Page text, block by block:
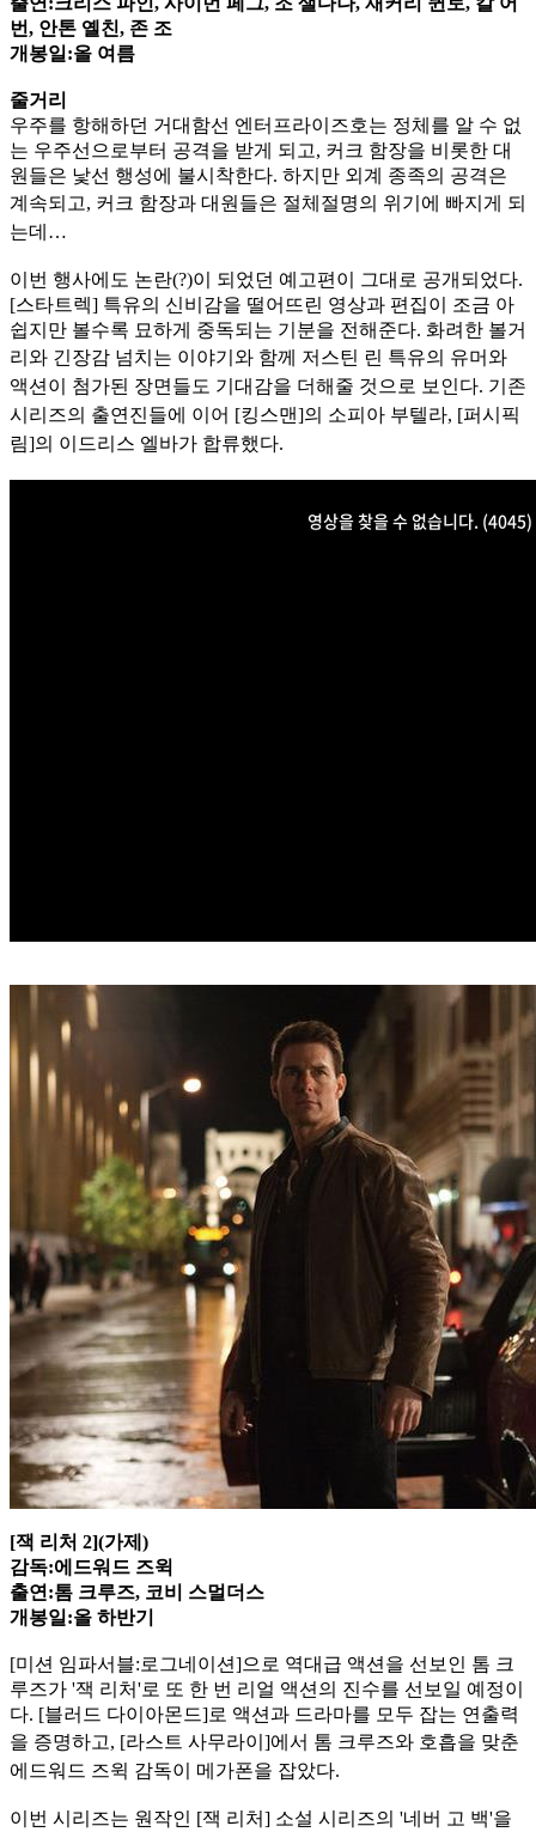
번, 안톤 옐친, 존 조
개봉일:올 여름
줄거리
우주를 항해하던 거대함선 엔터프라이즈호는 정체를 알 수 없
는 우주선으로부터 공격을 받게 되고, 커크 함장을 비롯한 대
원들은 낯선 행성에 불시착한다. 하지만 외계 종족의 공격은
계속되고, 커크 함장과 대원들은 절체절명의 위기에 빠지게 되
는데…
이번 행사에도 논란(?)이 되었던 예고편이 그대로 공개되었다.
[스타트렉] 특유의 신비감을 떨어뜨린 영상과 편집이 조금 아
쉽지만 볼수록 묘하게 중독되는 기분을 전해준다. 화려한 볼거
리와 긴장감 넘치는 이야기와 함께 저스틴 린 특유의 유머와
액션이 첨가된 장면들도 기대감을 더해줄 것으로 보인다. 기존
시리즈의 출연진들에 이어 [킹스맨]의 소피아 부텔라, [퍼시픽
림]의 이드리스 엘바가 합류했다.
[잭 리처 2](가제)
감독:에드워드 즈윅
출연:톰 크루즈, 코비 스멀더스
개봉일:올 하반기
[미션 임파서블:로그네이션]으로 역대급 액션을 선보인 톰 크
루즈가 '잭 리처'로 또 한 번 리얼 액션의 진수를 선보일 예정이
다. [블러드 다이아몬드]로 액션과 드라마를 모두 잡는 연출력
을 증명하고, [라스트 사무라이]에서 톰 크루즈와 호흡을 맞춘
에드워드 즈윅 감독이 메가폰을 잡았다.
이번 시리즈는 원작인 [잭 리처] 소설 시리즈의 '네버 고 백'을